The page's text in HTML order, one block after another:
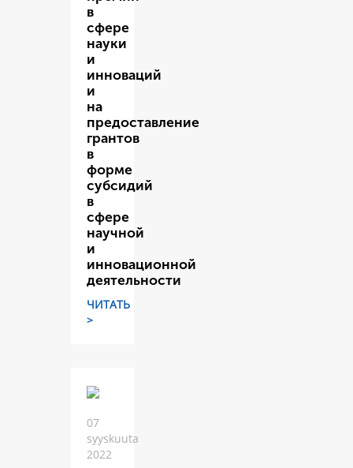
в
сфере
науки
и
инноваций
и
на
предоставление
грантов
в
форме
субсидий
в
сфере
научной
и
инновационной
деятельности
ЧИТАТЬ
>
07
syyskuuta
2022